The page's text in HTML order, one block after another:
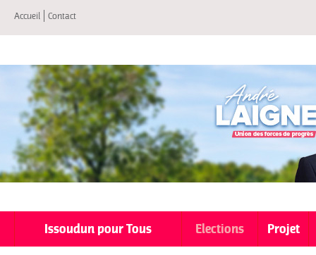
Accueil Contact
Issoudun pour Tous Elections Projet